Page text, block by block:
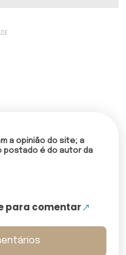
a opinião do site; a
postado é do autor da
para comentar